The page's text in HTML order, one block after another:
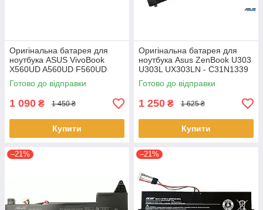
Оригінальна батарея для
ноутбука ASUS VivoBook
X560UD A560UD F560UD
K560UD R562UD - A31N1730
Готово до відправки
1 090 ₴ 1 450 ₴
Купити
Оригінальна батарея для
ноутбука Asus ZenBook U303
U303L UX303LN - C31N1339
(+11.31 V 50Wh) АКБ
Готово до відправки
1 250 ₴ 1 625 ₴
Купити
–21% –21%